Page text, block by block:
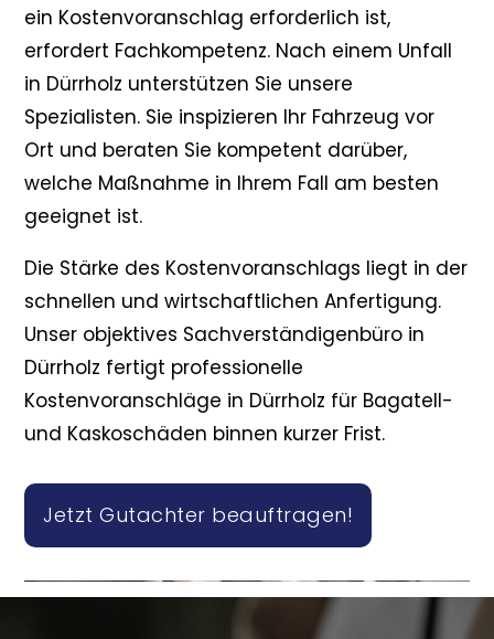
ein Kostenvoranschlag erforderlich ist,
erfordert Fachkompetenz. Nach einem Unfall
in Dürrholz unterstützen Sie unsere
Spezialisten. Sie inspizieren Ihr Fahrzeug vor
Ort und beraten Sie kompetent darüber,
welche Maßnahme in Ihrem Fall am besten
geeignet ist.
Die Stärke des Kostenvoranschlags liegt in der
schnellen und wirtschaftlichen Anfertigung.
Unser objektives Sachverständigenbüro in
Dürrholz fertigt professionelle
Kostenvoranschläge in Dürrholz für Bagatell-
und Kaskoschäden binnen kurzer Frist.
Jetzt Gutachter beauftragen!